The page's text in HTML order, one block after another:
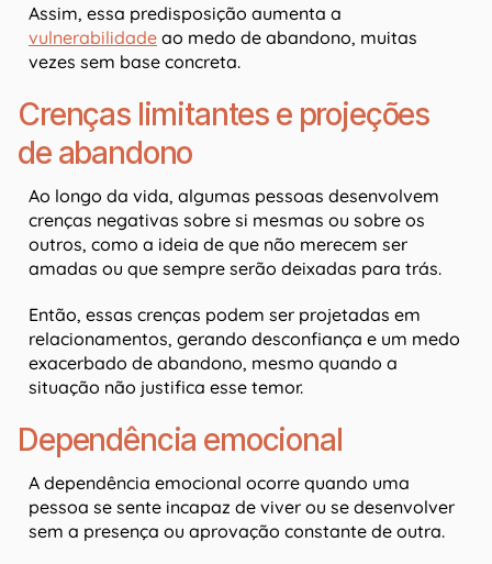
Assim, essa predisposição aumenta a
vulnerabilidade ao medo de abandono, muitas
vezes sem base concreta.
Crenças limitantes e projeções
de abandono
Ao longo da vida, algumas pessoas desenvolvem
crenças negativas sobre si mesmas ou sobre os
outros, como a ideia de que não merecem ser
amadas ou que sempre serão deixadas para trás.
Então, essas crenças podem ser projetadas em
relacionamentos, gerando desconfiança e um medo
exacerbado de abandono, mesmo quando a
situação não justifica esse temor.
Dependência emocional
A dependência emocional ocorre quando uma
pessoa se sente incapaz de viver ou se desenvolver
sem a presença ou aprovação constante de outra.